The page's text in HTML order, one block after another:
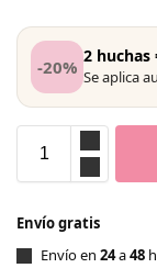
-20% 2 huchas
Se aplica
Envío gratis
Envío en 24a48